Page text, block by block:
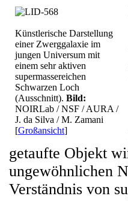
Künstlerische Darstellung
einer Zwerggalaxie im
jungen Universum mit
einem sehr aktiven
supermassereichen
Schwarzen Loch
(Ausschnitt). Bild:
NOIRLab / NSF / AURA /
J. da Silva / M. Zamani
[Großansicht]
getaufte Objekt
ungewöhnlichen
Verständnis von